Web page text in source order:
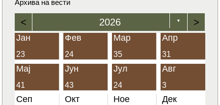
Архива на вести
< 2026 ▼ >
Јан
23
Фев
24
Мар
35
Апр
31
Мај
41
Јун
43
Јул
24
Авг
3
Сеп Окт Ное Дек